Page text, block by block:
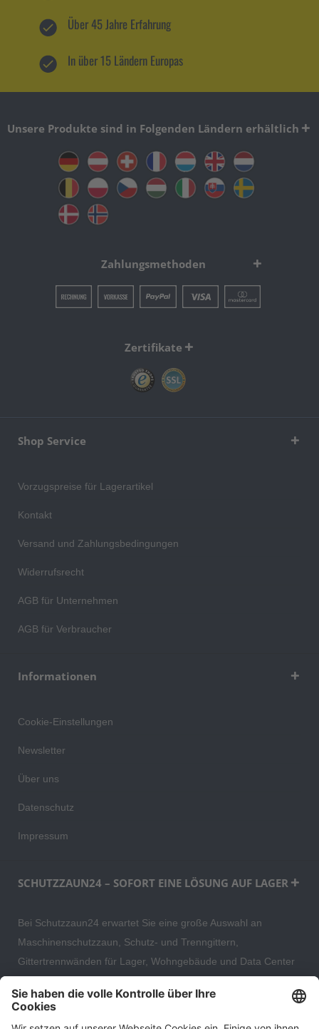
Über 45 Jahre Erfahrung
In über 15 Ländern Europas
Unsere Produkte sind in Folgenden Ländern erhältlich
Zahlungsmethoden
Zertifikate
Shop Service
Vorzugspreise für Lagerartikel
Kontakt
Versand und Zahlungsbedingungen
Widerrufsrecht
AGB für Unternehmen
AGB für Verbraucher
Informationen
Cookie-Einstellungen
Newsletter
Über uns
Datenschutz
Impressum
SCHUTZZAUN24 – SOFORT EINE LÖSUNG AUF LAGER
Bei Schutzzaun24 erwartet Sie eine große Auswahl an
Maschinenschutzzaun, Schutz- und Trenngittern,
Gittertrennwänden für Lager, Wohngebäude und Data Center
hochwertige Gartenzäune und Zaunsysteme für die sichere